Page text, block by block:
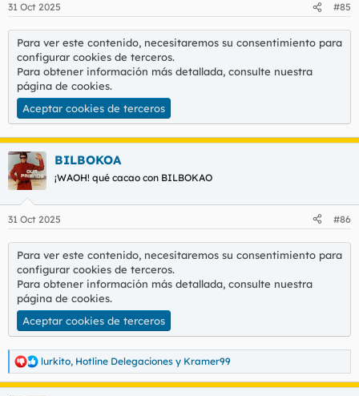
e
31 Oct 2025 #85
Para ver este contenido, necesitaremos su consentimiento para
configurar cookies de terceros.
Para obtener información más detallada, consulte nuestra
página de cookies.
Aceptar cookies de terceros
BILBOKOA
¡WAOH! qué cacao con BILBOKAO
31 Oct 2025 #86
Para ver este contenido, necesitaremos su consentimiento para
configurar cookies de terceros.
Para obtener información más detallada, consulte nuestra
página de cookies.
Aceptar cookies de terceros
R
e
a
lurkito, Hotline Delegaciones y Kramer99